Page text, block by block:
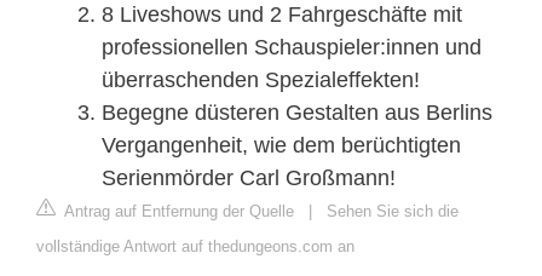
8 Liveshows und 2 Fahrgeschäfte mit
professionellen Schauspieler:innen und
überraschenden Spezialeffekten!
Begegne düsteren Gestalten aus Berlins
Vergangenheit, wie dem berüchtigten
Serienmörder Carl Großmann!
Antrag auf Entfernung der Quelle | Sehen Sie sich die
vollständige Antwort auf thedungeons.com an